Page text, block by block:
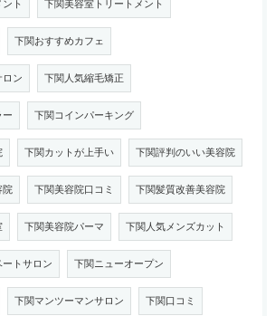
ト 下関美容室トリートメント
下関おすすめカフェ
ン 下関人気縮毛矯正
ー 下関コインパーキング
下関カットが上手い 下関評判のいい美容院
院 下関美容院口コミ 下関髪質改善美容院
下関美容院パーマ 下関人気メンズカット
トサロン 下関ニューオープン
下関マンツーマンサロン 下関口コミ